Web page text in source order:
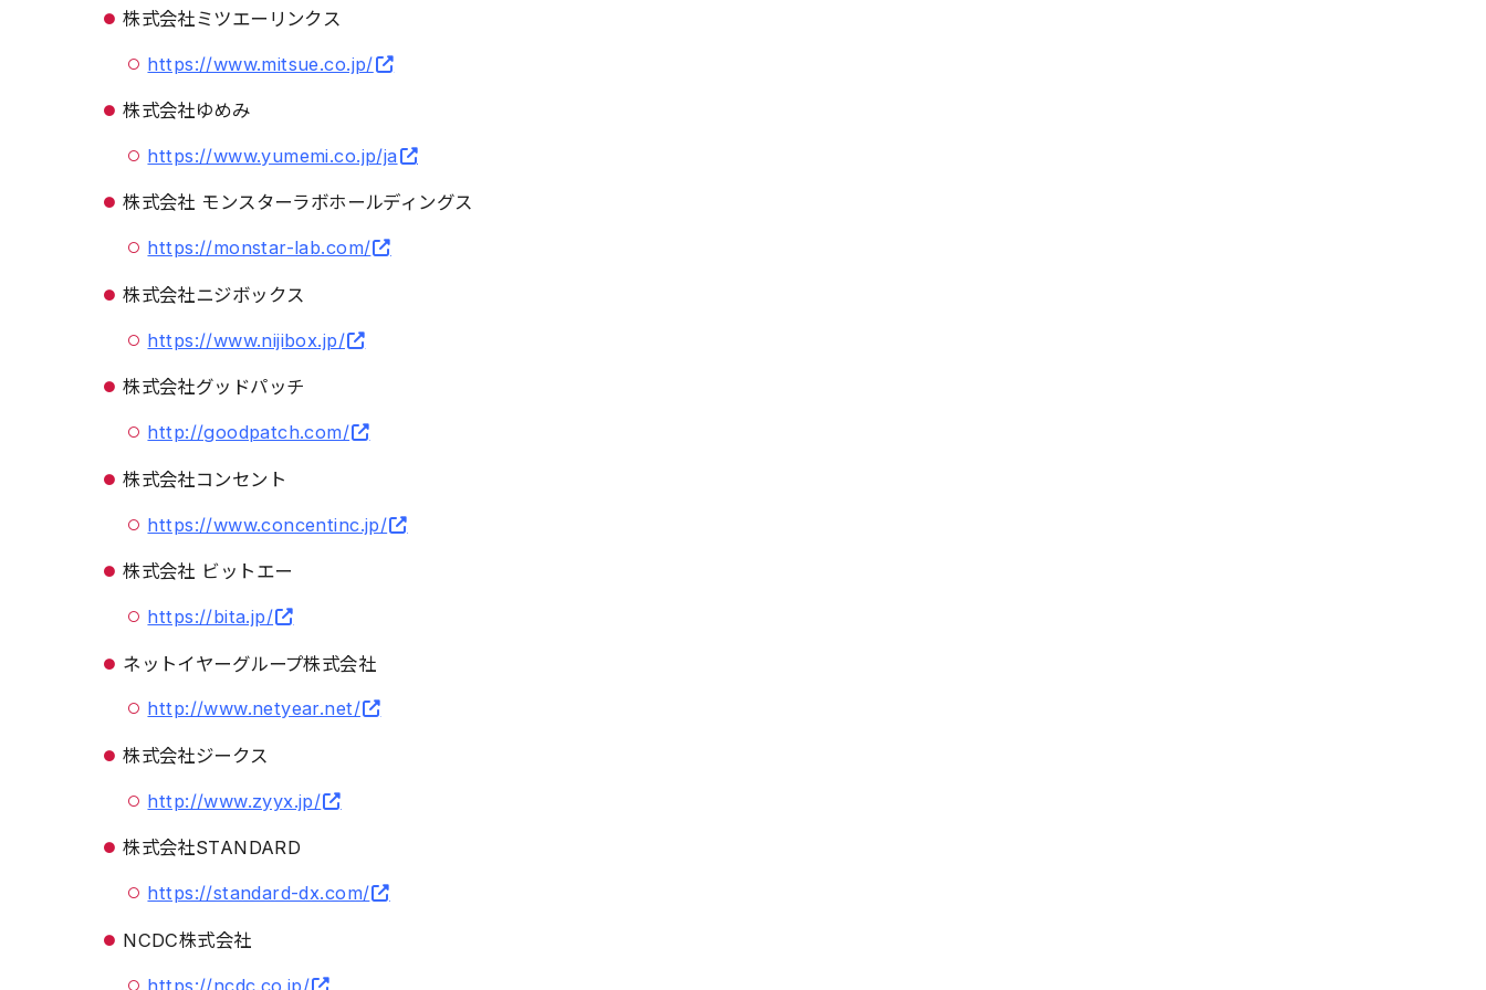
株式会社ミツエーリンクス
https://www.mitsue.co.jp/
株式会社ゆめみ
https://www.yumemi.co.jp/ja
株式会社 モンスターラボホールディングス
https://monstar-lab.com/
株式会社ニジボックス
https://www.nijibox.jp/
株式会社グッドパッチ
http://goodpatch.com/
株式会社コンセント
https://www.concentinc.jp/
株式会社 ビットエー
https://bita.jp/
ネットイヤーグループ株式会社
http://www.netyear.net/
株式会社ジークス
http://www.zyyx.jp/
株式会社STANDARD
https://standard-dx.com/
NCDC株式会社
https://ncdc.co.jp/